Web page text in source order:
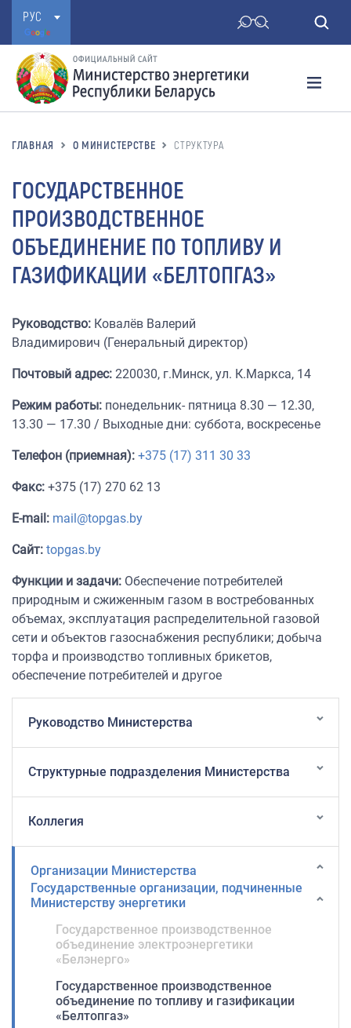
РУС
ГЛАВНАЯ О МИНИСТЕРСТВЕ CТРУКТУРА
ГОСУДАРСТВЕННОЕ
ПРОИЗВОДСТВЕННОЕ
ОБЪЕДИНЕНИЕ ПО ТОПЛИВУ И
ГАЗИФИКАЦИИ «БЕЛТОПГАЗ»
Руководство: Ковалёв Валерий
Владимирович (Генеральный директор)
Почтовый адрес: 220030, г.Минск, ул. К.Маркса, 14
Режим работы: понедельник- пятница 8.30 — 12.30,
13.30 — 17.30 / Выходные дни: суббота, воскресенье
Телефон (приемная): +375 (17) 311 30 33
Факс: +375 (17) 270 62 13
E-mail: mail@topgas.by
Сайт: topgas.by
Функции и задачи: Обеспечение потребителей
природным и сжиженным газом в востребованных
объемах, эксплуатация распределительной газовой
сети и объектов газоснабжения республики; добыча
торфа и производство топливных брикетов,
обеспечение потребителей и другое
Руководство Министерства
Структурные подразделения Министерства
Коллегия
Организации Министерства
Государственные организации, подчиненные
Министерству энергетики
Государственное производственное
объединение электроэнергетики
«Белэнерго»
Государственное производственное
объединение по топливу и газификации
«Белтопгаз»